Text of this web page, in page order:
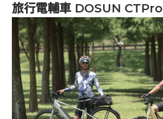
旅行電輔車 DOSUN CTPro